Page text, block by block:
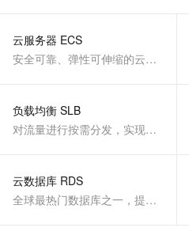
云服务器 ECS
安全可靠、弹性可伸缩的云计算服务
负载均衡 SLB
对流量进行按需分发，实现应用高可用
云数据库 RDS
全球最热门数据库之一，提供全托管的稳定服务